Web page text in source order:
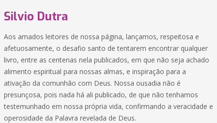
Silvio Dutra
Aos amados leitores de nossa página, lançamos, respeitosa e
afetuosamente, o desafio santo de tentarem encontrar qualquer
livro, entre as centenas nela publicados, em que não seja achado
alimento espiritual para nossas almas, e inspiração para a
ativação da comunhão com Deus. Nossa ousadia não é
presunçosa, pois nada há ali publicado, de que não tenhamos
testemunhado em nossa própria vida, confirmando a veracidade e
operosidade da Palavra revelada de Deus.